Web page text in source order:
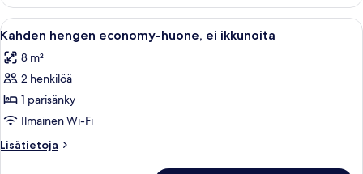
standard-
huone
Avaa
kaikki
huonetyypin
Kahden
hengen
economy-
huone,
ei
Pieni, siististi järjestetty
4
Kahden hengen economy-huone, ei ikkunoita
8 m²
2 henkilöä
1 parisänky
Ilmainen Wi-Fi
Lisätietoja
Lisätietoja